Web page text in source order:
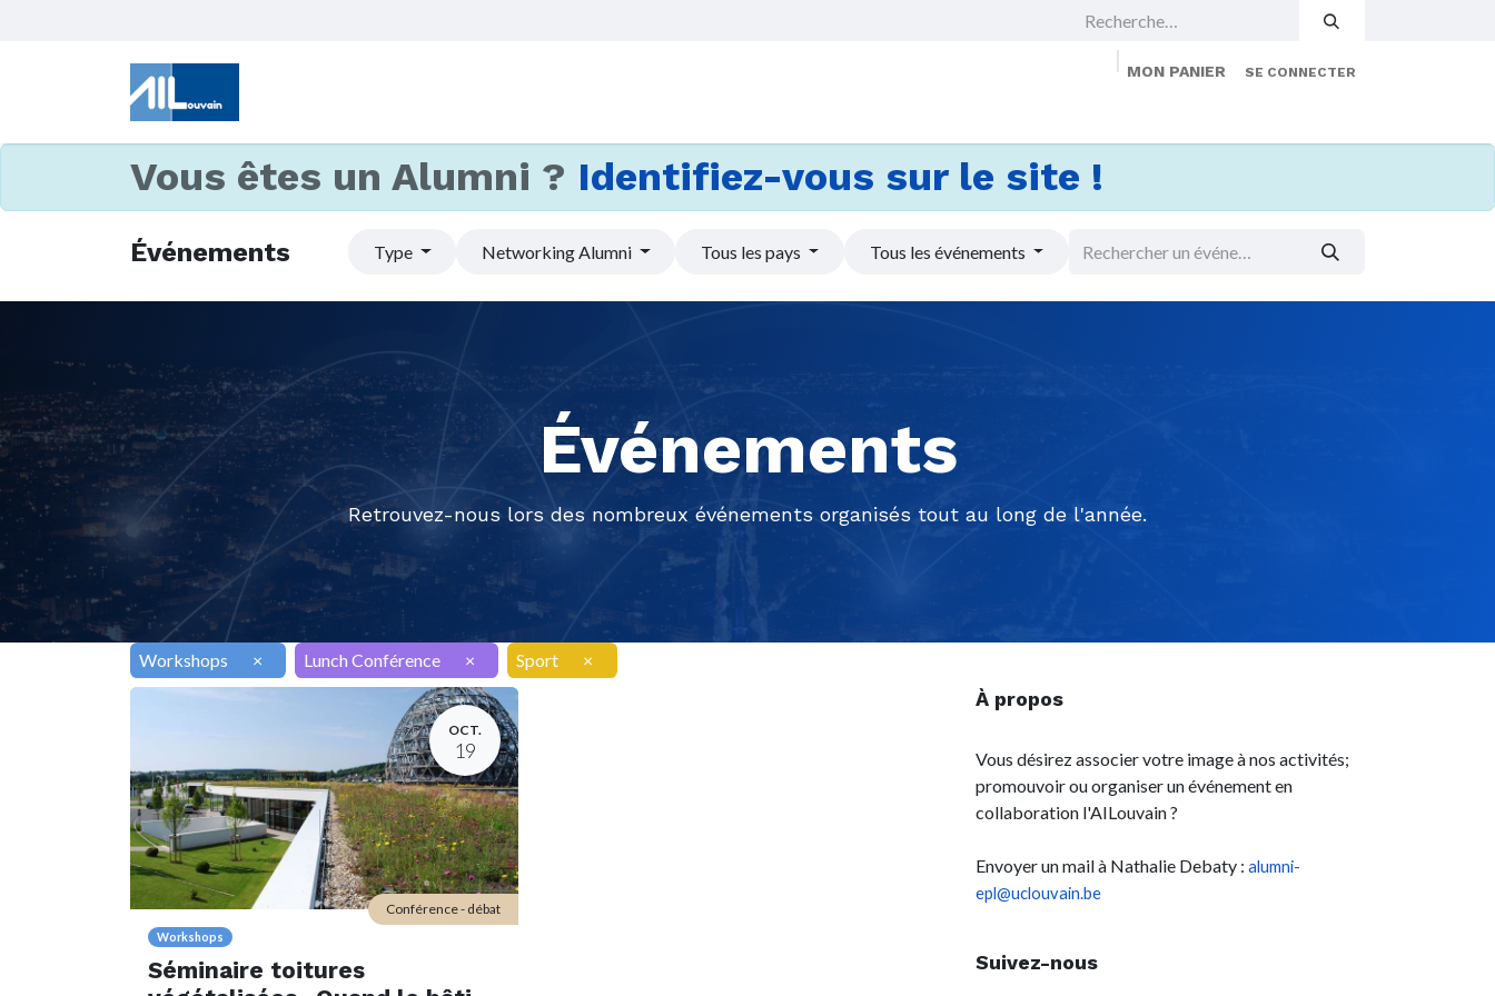
MON PANIER SE CONNECTER
Vous êtes un Alumni ? Identifiez-vous sur le site !
Événements Type Networking Alumni Tous les pays Tous les événements
Événements
Retrouvez-nous lors des nombreux événements organisés tout au long de l'année.
Workshops × Lunch Conférence × Sport ×
OCT.
19
Workshops
Séminaire toitures
Conférence - débat
À propos
Vous désirez associer votre image à nos activités;
promouvoir ou organiser un événement en
collaboration l'AILouvain ?
Envoyer un mail à Nathalie Debaty : alumni-
epl@uclouvain.be
Suivez-nous